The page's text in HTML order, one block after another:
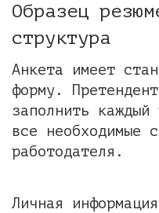
Образец
структура
Анкета имеет
форму.
заполнить
все необходимые
работодателя.
Личная информация